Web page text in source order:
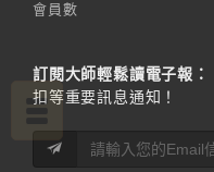
會員數
訂閱大師輕鬆讀電子報：
扣等重要訊息通知！